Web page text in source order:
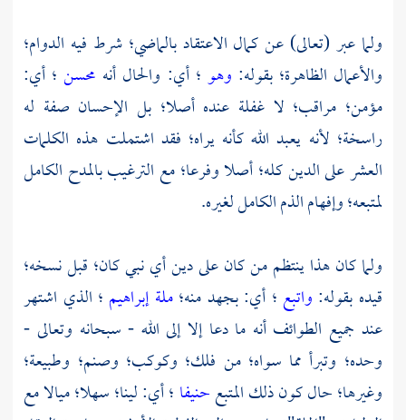
ولما عبر (تعالى) عن كمال الاعتقاد بالماضي؛ شرط فيه الدوام؛
والأعمال الظاهرة؛ بقوله: وهو ؛ أي: والحال أنه محسن ؛ أي:
مؤمن؛ مراقب؛ لا غفلة عنده أصلا؛ بل الإحسان صفة له
راسخة؛ لأنه يعبد الله كأنه يراه؛ فقد اشتملت هذه الكلمات
العشر على الدين كله؛ أصلا وفرعا؛ مع الترغيب بالمدح الكامل
لمتبعه؛ وإفهام الذم الكامل لغيره.
ولما كان هذا ينتظم من كان على دين أي نبي كان؛ قبل نسخه؛
قيده بقوله: واتبع ؛ أي: بجهد منه؛ملة إبراهيم ؛ الذي اشتهر
عند جميع الطوائف أنه ما دعا إلا إلى الله - سبحانه وتعالى -
وحده؛ وتبرأ مما سواه؛ من فلك؛ وكوكب؛ وصنم؛ وطبيعة؛
وغيرها؛ حال كون ذلك المتبعحنيفا ؛ أي: لينا؛ سهلا؛ ميالا مع